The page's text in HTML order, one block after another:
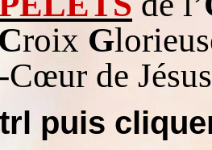
Croix G
Cœur de
puis